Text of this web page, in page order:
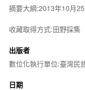
摘要大綱:2013年10月
收藏取得方式:田野採集
出版者
數位化執行單位:臺灣民
日期